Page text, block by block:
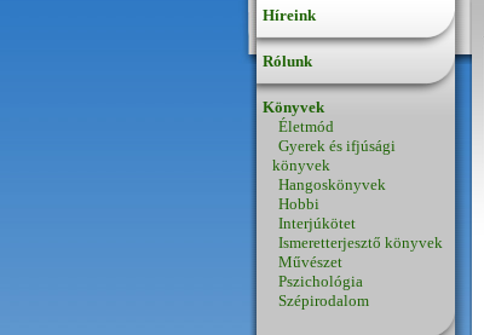
Híreink
Rólunk
Könyvek
Életmód
Gyerek és ifjúsági
könyvek
Hangoskönyvek
Hobbi
Interjúkötet
Ismeretterjesztő könyvek
Művészet
Pszichológia
Szépirodalom